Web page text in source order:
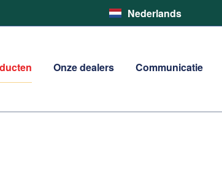
Nederlands
English
Onze dealers Communicatie